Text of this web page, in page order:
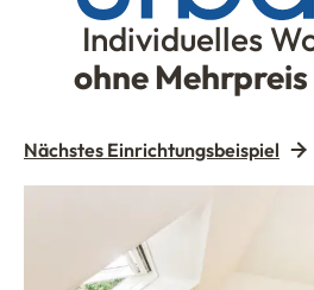
Urbana Möbel
Individuelles
ohne Mehrpreis
Nächstes Einrichtungsbeispiel